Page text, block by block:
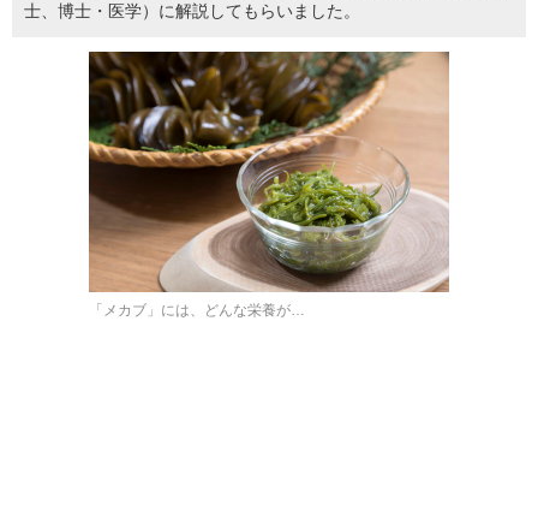
士、博士・医学）に解説してもらいました。
「メカブ」には、どんな栄養が…